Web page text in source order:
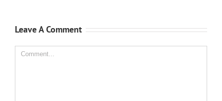
Leave A Comment
Comment